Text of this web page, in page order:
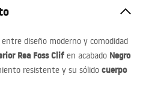
diseño moderno y comodidad
Rea Foss Clif en acabado Negro
resistente y su sólido cuerpo